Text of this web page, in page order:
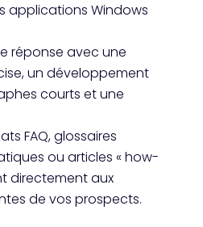
applications Windows
réponse avec une
un développement
courts et une
FAQ, glossaires
ou articles « how-
directement aux
de vos prospects.